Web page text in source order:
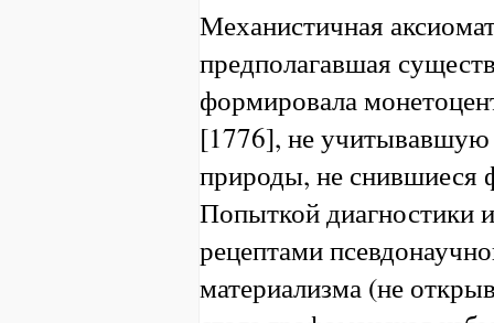
Механистичная
предполагавшая
формировала
[1776], не
природы, не снившиеся
Попыткой диагностики
рецептами
материализма (не